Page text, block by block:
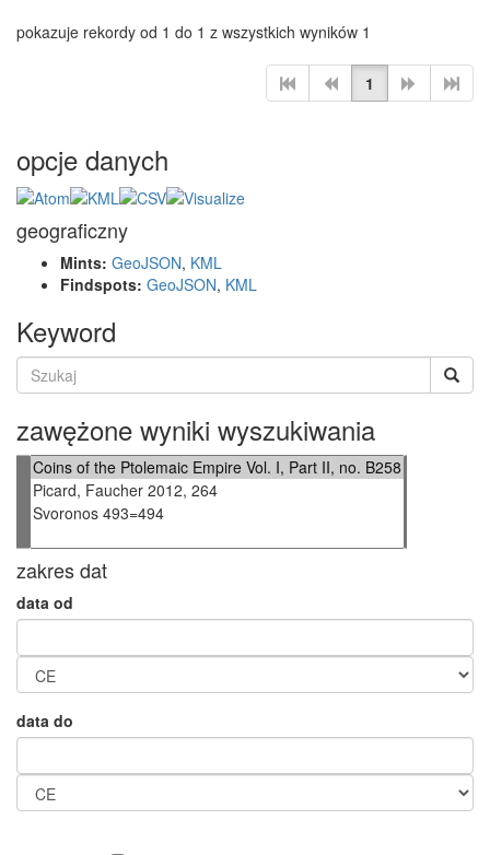
pokazuje rekordy od 1 do 1 z wszystkich wyników 1
1
opcje danych
geograficzny
Mints: GeoJSON, KML
Findspots: GeoJSON, KML
Keyword
zawężone wyniki wyszukiwania
zakres dat
data od
data do